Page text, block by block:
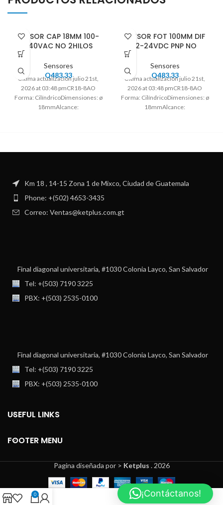
SENSOR CAP 18MM 100-
240VAC NO 2HILOS
Sensores
Q483.33
Ultima actualización julio 21st,
2026 at 03:48 pmCR18-8AO
Forma: CilíndricoDimensiones: ø
18mmAlcance:
SENSOR FOT 100MM DIF
12-24VDC PNP NO
Sensores
Q483.33
Ultima actualización julio 21st,
2026 at 03:48 pmCR18-8AO
Forma: CilíndricoDimensiones: ø
18mmAlcance:
Km 18 , 14-15 Zona 1 de Mixco, Ciudad de Guatemala
Phone: +(502) 4653-3435
Correo: Ventas@ketplus.com.gt
Final diagonal universitaria, #1030 Colonia Layco, San Salvador
Tel: +(503) 7190 3225
PBX: +(503) 2535-0100
Final diagonal universitaria, #1030 Colonia Layco, San Salvador
Tel: +(503) 7190 3225
PBX: +(503) 2535-0100
USEFUL LINKS
FOOTER MENU
Pagina diseñada por > Ketplus . 2026
0 ¡Contáctanos!